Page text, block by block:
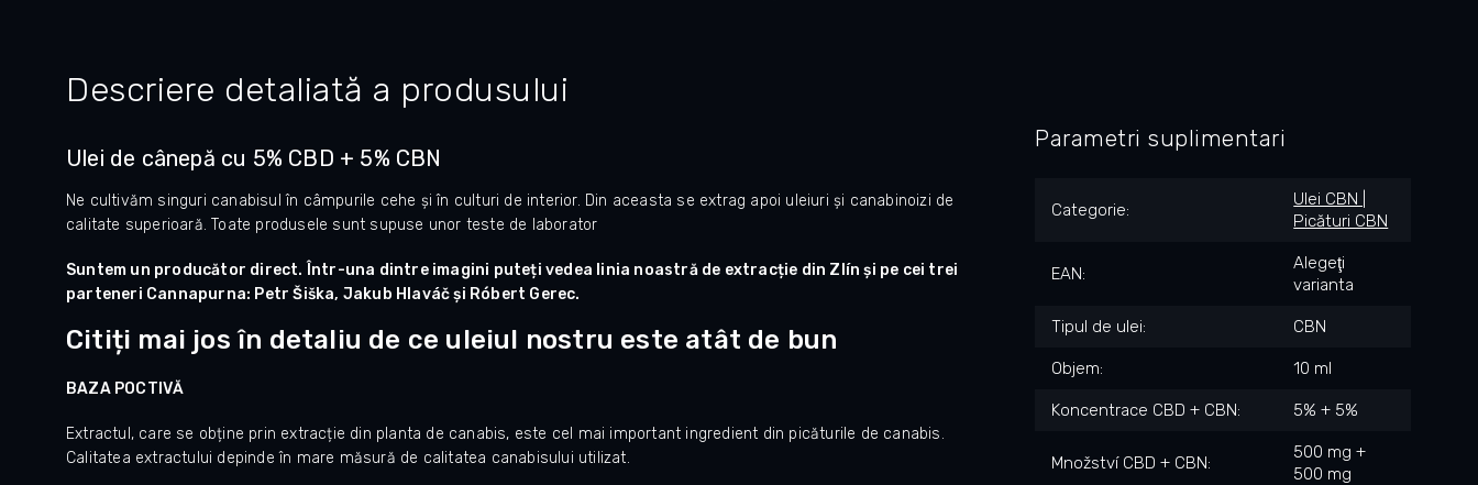
Descriere detaliată a produsului
Ulei de cânepă cu 5% CBD + 5% CBN
Ne cultivăm singuri canabisul în câmpurile cehe și în culturi de interior. Din aceasta se extrag apoi uleiuri și canabinoizi de
calitate superioară. Toate produsele sunt supuse unor teste de laborator
Suntem un producător direct. Într-una dintre imagini puteți vedea linia noastră de extracție din Zlín și pe cei trei
parteneri Cannapurna: Petr Šiška, Jakub Hlaváč și Róbert Gerec.
Citiți mai jos în detaliu de ce uleiul nostru este atât de bun
BAZA POCTIVĂ
Extractul, care se obține prin extracție din planta de canabis, este cel mai important ingredient din picăturile de canabis.
Calitatea extractului depinde în mare măsură de calitatea canabisului utilizat.
Parametri suplimentari
Categorie:
Ulei CBN |
Picături CBN
EAN:
Alegeţi
varianta
Tipul de ulei: CBN
Objem: 10 ml
Koncentrace CBD + CBN: 5% + 5%
Množství CBD + CBN:
500 mg +
500 mg